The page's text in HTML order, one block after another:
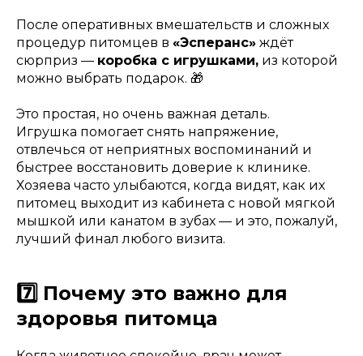
После оперативных вмешательств и сложных
процедур питомцев в «Эсперанс» ждёт
сюрприз — коробка с игрушками, из которой
можно выбрать подарок. 🎁
Это простая, но очень важная деталь.
Игрушка помогает снять напряжение,
отвлечься от неприятных воспоминаний и
быстрее восстановить доверие к клинике.
Хозяева часто улыбаются, когда видят, как их
питомец выходит из кабинета с новой мягкой
мышкой или канатом в зубах — и это, пожалуй,
лучший финал любого визита.
7️⃣ Почему это важно для
здоровья питомца